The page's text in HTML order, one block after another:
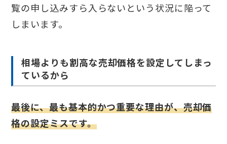
覧の申し込みすら入らないという状況に陥って
しまいます。
相場よりも割高な売却価格を設定してしまっ
ているから
最後に、最も基本的かつ重要な理由が、売却価
格の設定ミスです。